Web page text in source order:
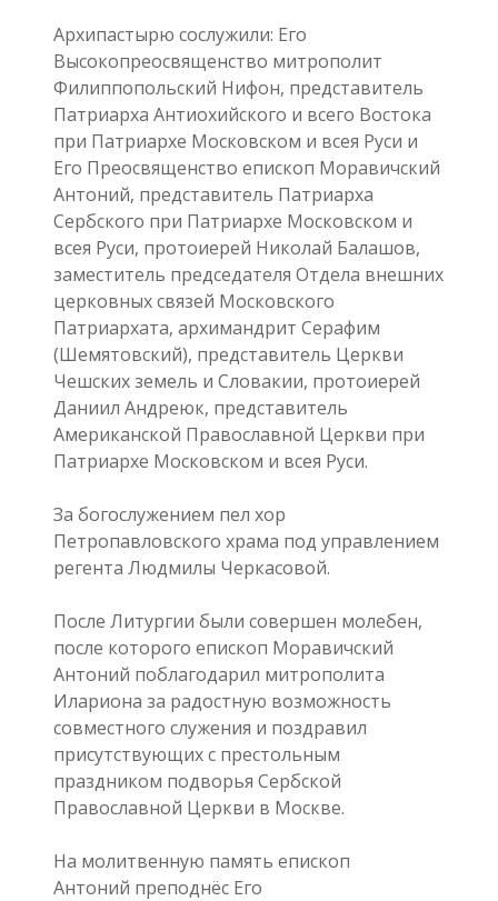
Архипастырю сослужили: Его
Высокопреосвященство митрополит
Филиппопольский Нифон, представитель
Патриарха Антиохийского и всего Востока
при Патриархе Московском и всея Руси и
Его Преосвященство епископ Моравичский
Антоний, представитель Патриарха
Сербского при Патриархе Московском и
всея Руси, протоиерей Николай Балашов,
заместитель председателя Отдела внешних
церковных связей Московского
Патриархата, архимандрит Серафим
(Шемятовский), представитель Церкви
Чешских земель и Словакии, протоиерей
Даниил Андреюк, представитель
Американской Православной Церкви при
Патриархе Московском и всея Руси.
За богослужением пел хор
Петропавловского храма под управлением
регента Людмилы Черкасовой.
После Литургии были совершен молебен,
после которого епископ Моравичский
Антоний поблагодарил митрополита
Илариона за радостную возможность
совместного служения и поздравил
присутствующих с престольным
праздником подворья Сербской
Православной Церкви в Москве.
На молитвенную память епископ
Антоний преподнёс Его